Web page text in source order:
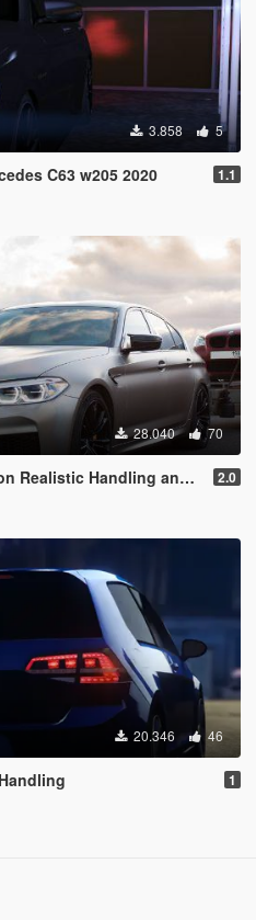
3.858 5
C63 w205 2020 1.1
28.040 70
Handling and Sound 2.0
20.346 46
1